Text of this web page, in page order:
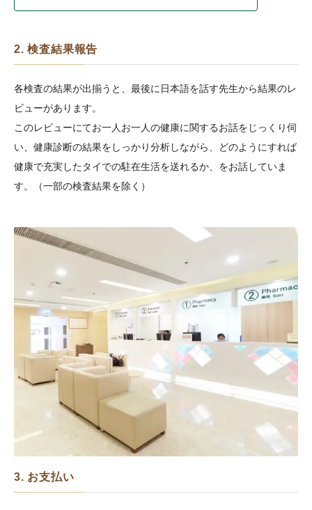
2. 検査結果報告
各検査の結果が出揃うと、最後に日本語を話す先生から結果のレ
ビューがあります。
このレビューにてお一人お一人の健康に関するお話をじっくり伺
い、健康診断の結果をしっかり分析しながら、どのようにすれば
健康で充実したタイでの駐在生活を送れるか、をお話していま
す。（一部の検査結果を除く）
3. お支払い